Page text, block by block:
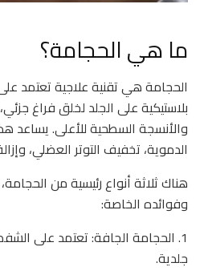
ما هي الحجامة؟
الحجامة هي تقنية علاجية تعتمد
بلاستيكية على الجلد لخلق فراغ
والأنسجة السطحية للأعلى. يساعد
الدموية، تخفيف التوتر العضلي،
هناك ثلاثة أنواع رئيسية من
وفوائده الخاصة:
1. الحجامة الجافة: تعتمد على
جلدية.